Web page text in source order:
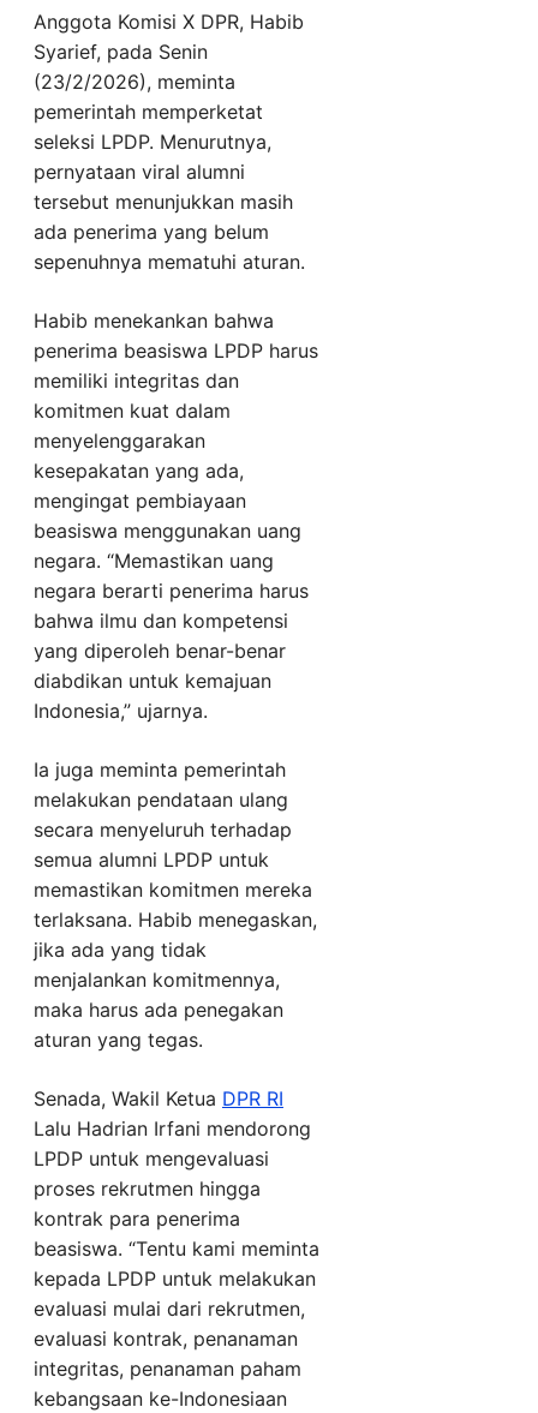
Anggota Komisi X DPR, Habib
Syarief, pada Senin
(23/2/2026), meminta
pemerintah memperketat
seleksi LPDP. Menurutnya,
pernyataan viral alumni
tersebut menunjukkan masih
ada penerima yang belum
sepenuhnya mematuhi aturan.
Habib menekankan bahwa
penerima beasiswa LPDP harus
memiliki integritas dan
komitmen kuat dalam
menyelenggarakan
kesepakatan yang ada,
mengingat pembiayaan
beasiswa menggunakan uang
negara. “Memastikan uang
negara berarti penerima harus
bahwa ilmu dan kompetensi
yang diperoleh benar-benar
diabdikan untuk kemajuan
Indonesia,” ujarnya.
Ia juga meminta pemerintah
melakukan pendataan ulang
secara menyeluruh terhadap
semua alumni LPDP untuk
memastikan komitmen mereka
terlaksana. Habib menegaskan,
jika ada yang tidak
menjalankan komitmennya,
maka harus ada penegakan
aturan yang tegas.
Senada, Wakil Ketua DPR RI
Lalu Hadrian Irfani mendorong
LPDP untuk mengevaluasi
proses rekrutmen hingga
kontrak para penerima
beasiswa. “Tentu kami meminta
kepada LPDP untuk melakukan
evaluasi mulai dari rekrutmen,
evaluasi kontrak, penanaman
integritas, penanaman paham
kebangsaan ke-Indonesiaan